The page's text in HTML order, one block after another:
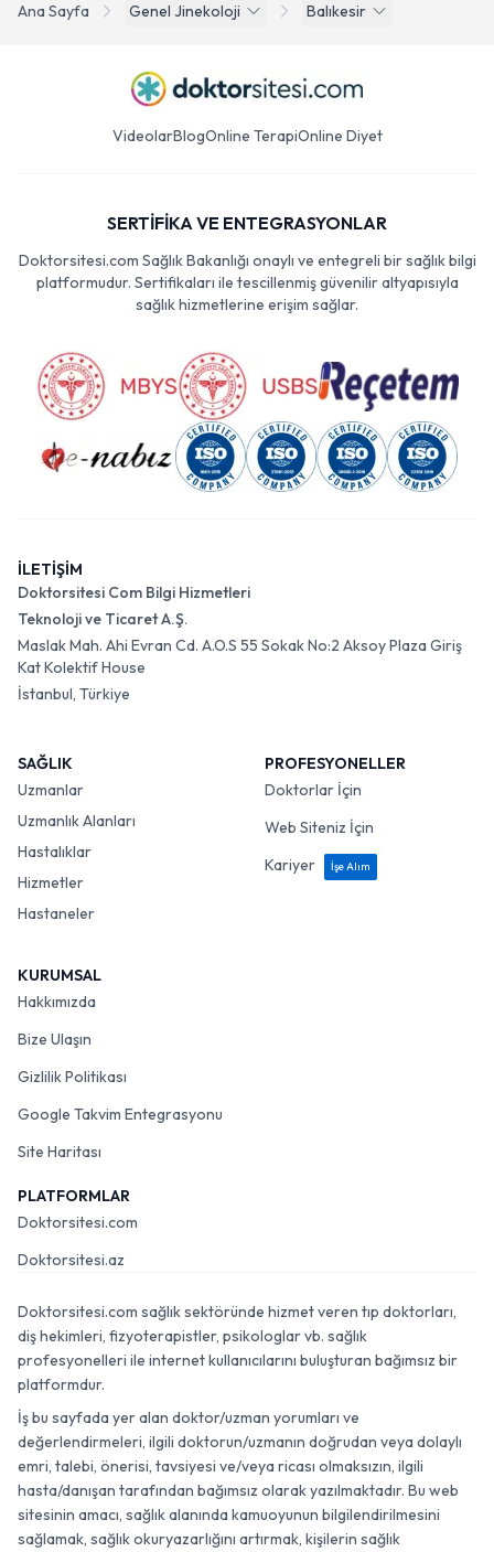
Ana Sayfa Genel Jinekoloji Balıkesir
VideolarBlogOnline TerapiOnline Diyet
SERTİFİKA VE ENTEGRASYONLAR
Doktorsitesi.com Sağlık Bakanlığı onaylı ve entegreli bir sağlık bilgi
platformudur. Sertifikaları ile tescillenmiş güvenilir altyapısıyla
sağlık hizmetlerine erişim sağlar.
İLETİŞİM
Doktorsitesi Com Bilgi Hizmetleri
Teknoloji ve Ticaret A.Ş.
Maslak Mah. Ahi Evran Cd. A.O.S 55 Sokak No:2 Aksoy Plaza Giriş
Kat Kolektif House
İstanbul, Türkiye
SAĞLIK
Uzmanlar
Uzmanlık Alanları
Hastalıklar
Hizmetler
Hastaneler
PROFESYONELLER
Doktorlar İçin
Web Siteniz İçin
Kariyer
İşe Alım
KURUMSAL
Hakkımızda
Bize Ulaşın
Gizlilik Politikası
Google Takvim Entegrasyonu
Site Haritası
PLATFORMLAR
Doktorsitesi.com
Doktorsitesi.az
Doktorsitesi.com sağlık sektöründe hizmet veren tıp doktorları,
diş hekimleri, fizyoterapistler, psikologlar vb. sağlık
profesyonelleri ile internet kullanıcılarını buluşturan bağımsız bir
platformdur.
İş bu sayfada yer alan doktor/uzman yorumları ve
değerlendirmeleri, ilgili doktorun/uzmanın doğrudan veya dolaylı
emri, talebi, önerisi, tavsiyesi ve/veya ricası olmaksızın, ilgili
hasta/danışan tarafından bağımsız olarak yazılmaktadır. Bu web
sitesinin amacı, sağlık alanında kamuoyunun bilgilendirilmesini
sağlamak, sağlık okuryazarlığını artırmak, kişilerin sağlık